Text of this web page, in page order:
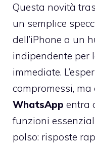
Questa novità
un semplice
dell’iPhone a un
indipendente per
immediate.
compromessi, ma
WhatsApp entra
funzioni
polso: risposte